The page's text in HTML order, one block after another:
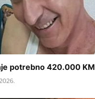
potrebno 420.000 KM